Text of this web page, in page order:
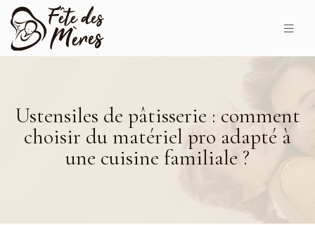
Ustensiles de pâtisserie : comment
choisir du matériel pro adapté à
une cuisine familiale ?